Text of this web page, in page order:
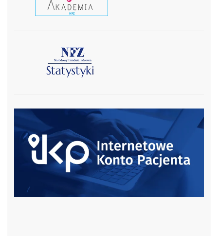
czytaj więcej
czytaj więcej